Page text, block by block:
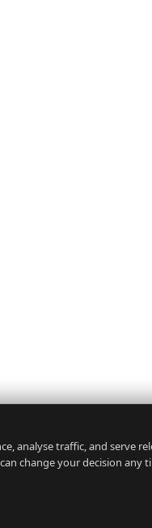
analyse traffic, and serve
change your decision any